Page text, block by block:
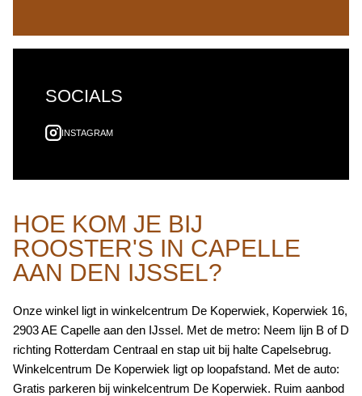
SOCIALS
INSTAGRAM
HOE KOM JE BIJ
ROOSTER'S IN CAPELLE
AAN DEN IJSSEL?
Onze winkel ligt in winkelcentrum De Koperwiek, Koperwiek 16,
2903 AE Capelle aan den IJssel. Met de metro: Neem lijn B of D
richting Rotterdam Centraal en stap uit bij halte Capelsebrug.
Winkelcentrum De Koperwiek ligt op loopafstand. Met de auto:
Gratis parkeren bij winkelcentrum De Koperwiek. Ruim aanbod